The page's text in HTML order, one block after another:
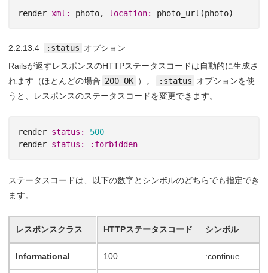
render xml: photo, location: photo_url (photo)
2.2.13.4 :status オプション
Railsが返すレスポンスのHTTPステータスコードは自動的に生成さ
れます（ほとんどの場合 200 OK ）。 :status オプションを使
うと、レスポンスのステータスコードを変更できます。
render status: 500
render status: :forbidden
ステータスコードは、以下の数字とシンボルのどちらでも指定でき
ます。
HTTPステータスコード シンボル
100 :continue
レスポンスクラス
Informational